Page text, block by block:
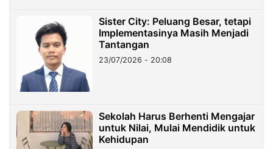
Sister City: Peluang Besar, tetapi
Implementasinya Masih Menjadi
Tantangan
23/07/2026 - 20:08
Sekolah Harus Berhenti Mengajar
untuk Nilai, Mulai Mendidik untuk
Kehidupan